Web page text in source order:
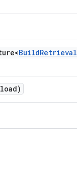
BuildRetrieval